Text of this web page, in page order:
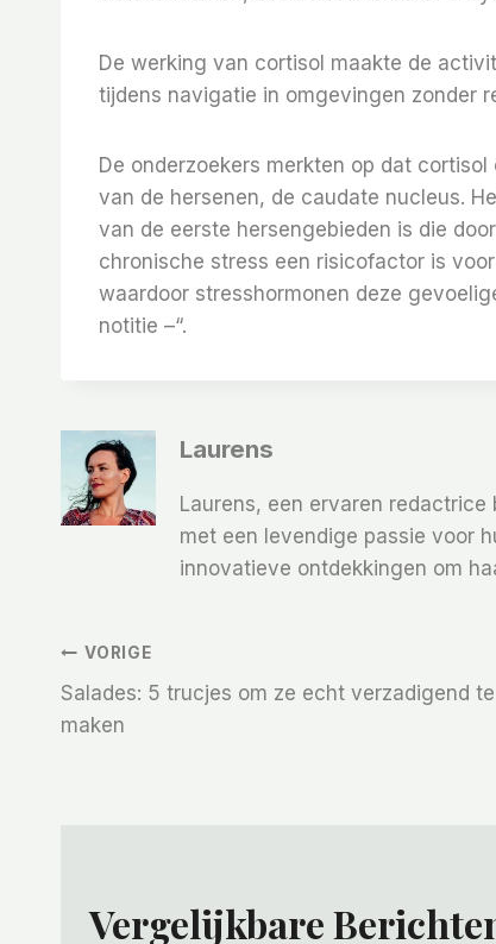
De werking van cortisol maakte de
tijdens navigatie in omgevingen zonder
De onderzoekers merkten op dat
van de hersenen, de caudate nucleus.
van de eerste hersengebieden is die
chronische stress een risicofactor is
waardoor stresshormonen deze
notitie –“.
Laurens
Laurens, een ervaren
met een levendige passie voor
innovatieve ontdekkingen om
Bericht
Navigatie
VORIGE
Salades: 5 trucjes om ze echt verzadigend te
maken
Vergelijkbare